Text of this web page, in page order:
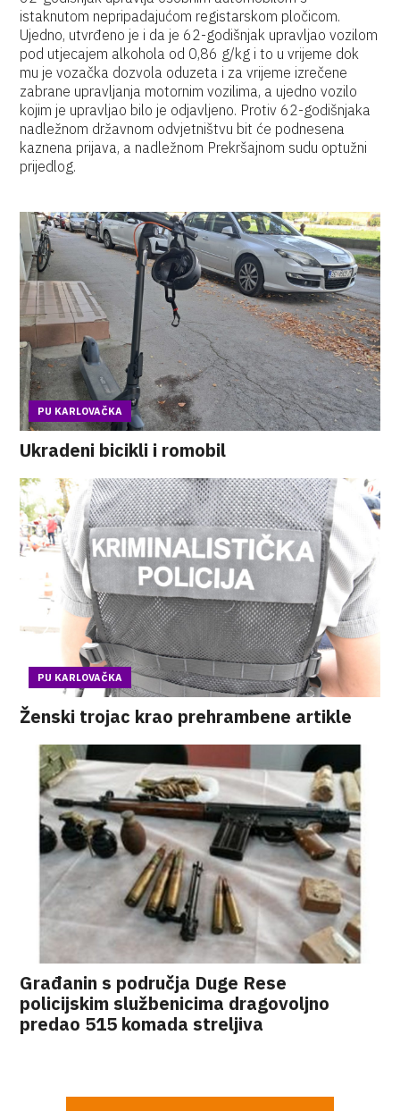
istaknutom nepripadajućom registarskom pločicom.
Ujedno, utvrđeno je i da je 62-godišnjak upravljao vozilom
pod utjecajem alkohola od 0,86 g/kg i to u vrijeme dok
mu je vozačka dozvola oduzeta i za vrijeme izrečene
zabrane upravljanja motornim vozilima, a ujedno vozilo
kojim je upravljao bilo je odjavljeno. Protiv 62-godišnjaka
nadležnom državnom odvjetništvu bit će podnesena
kaznena prijava, a nadležnom Prekršajnom sudu optužni
prijedlog.
PU KARLOVAČKA
Ukradeni bicikli i romobil
PU KARLOVAČKA
Ženski trojac krao prehrambene artikle
Građanin s područja Duge Rese
policijskim službenicima dragovoljno
predao 515 komada streljiva